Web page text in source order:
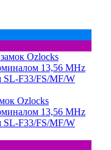
Ozlocks
13,56 MHz
SL-F33/FS/MF/W